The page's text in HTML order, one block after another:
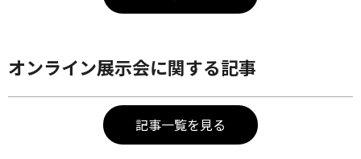
オンライン展示会に関する記事
記事一覧を見る